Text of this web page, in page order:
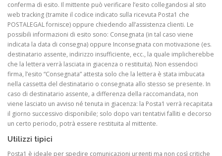
conferma di esito. Il mittente può verificare l’esito collegandosi al sito
web tracking (tramite il codice indicato sulla ricevuta Posta1 che
POSTALEGAL fornisce) oppure chiedendo all’assistenza clienti. Le
possibili informazioni di esito sono: Consegnata (in tal caso viene
indicata la data di consegna) oppure Inconsegnata con motivazione (es.
destinatario assente, indirizzo insufficiente, ecc., la quale implicherebbe
che la lettera verrà lasciata in giacenza o restituita). Non essendoci
firma, l’esito “Consegnata” attesta solo che la lettera è stata imbucata
nella cassetta del destinatario o consegnata allo stesso se presente. In
caso di destinatario assente, a differenza della raccomandata, non
viene lasciato un avviso né tenuta in giacenza: la Posta1 verrà recapitata
il giorno successivo disponibile; solo dopo vari tentativi falliti e decorso
un certo periodo, potrà essere restituita al mittente.
Utilizzi tipici
Posta1 è ideale per spedire comunicazioni urgenti ma non così critiche